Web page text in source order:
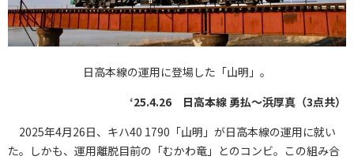
日高本線の運用に登場した「山明」。
‘25.4.26 日高本線 勇払〜浜厚真（3点共）
2025年4月26日、キハ40 1790「山明」が日高本線の運用に就い
た。しかも、運用離脱目前の「むかわ竜」とのコンビ。この組み合